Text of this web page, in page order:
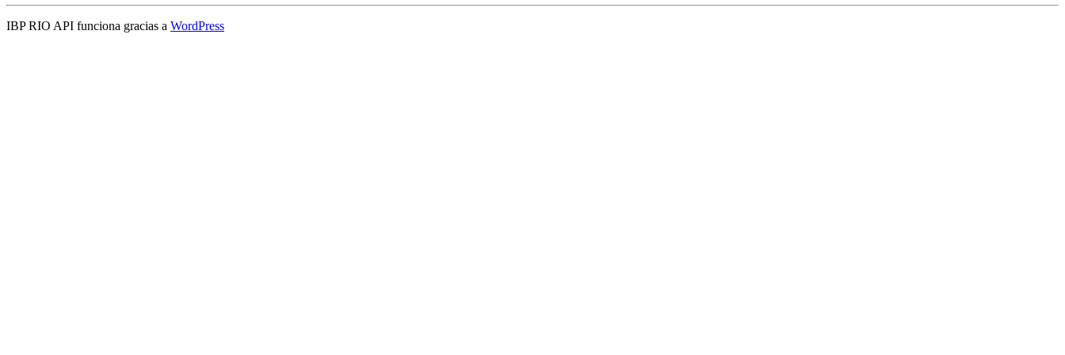
IBP RIO API funciona gracias a WordPress